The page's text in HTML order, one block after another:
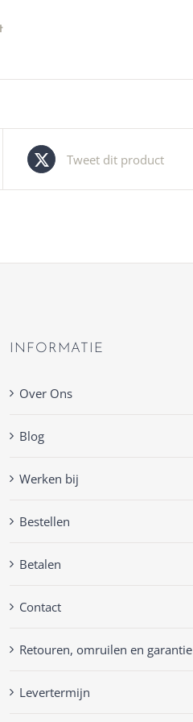
Tweet dit product
INFORMATIE
Over Ons
Blog
Werken bij
Bestellen
Betalen
Contact
Retouren, omruilen en garantie
Levertermijn